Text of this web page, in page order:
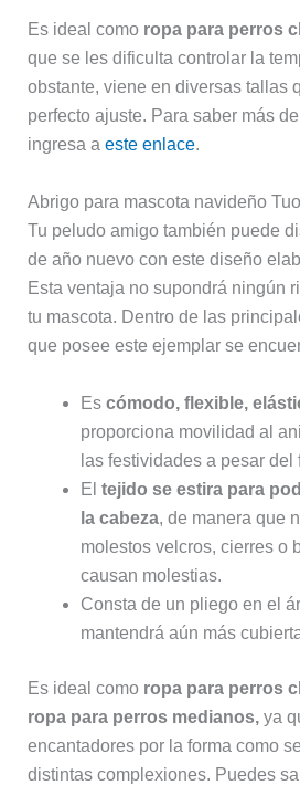
Es ideal como ropa para perros
que se les dificulta controlar la
obstante, viene en diversas tallas
perfecto ajuste. Para saber más
ingresa a este enlace.
Abrigo para mascota navideño
Tu peludo amigo también puede
de año nuevo con este diseño
Esta ventaja no supondrá ningún
tu mascota. Dentro de las
que posee este ejemplar se
Es cómodo, flexible,
proporciona movilidad al
las festividades a pesar del
El tejido se estira para
la cabeza, de manera que
molestos velcros, cierres o
causan molestias.
Consta de un pliego en el
mantendrá aún más
Es ideal como ropa para perros
ropa para perros medianos,ya
encantadores por la forma como
distintas complexiones. Puedes